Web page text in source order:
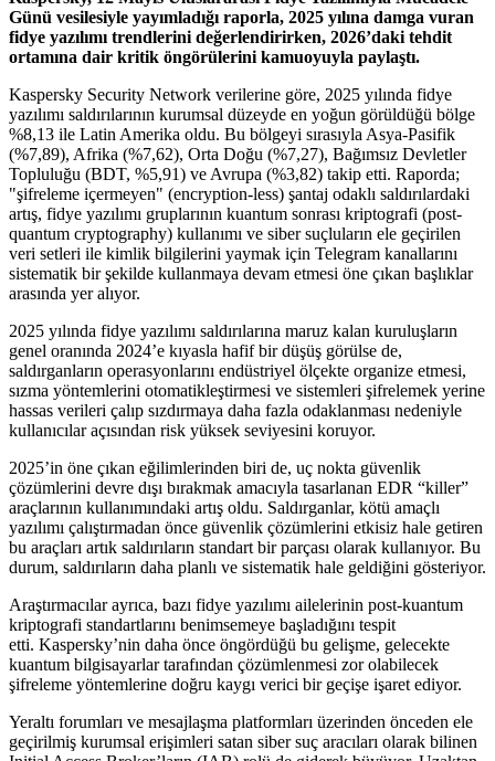
Günü vesilesiyle yayımladığı raporla, 2025 yılına damga vuran
fidye yazılımı trendlerini değerlendirirken, 2026’daki tehdit
ortamına dair kritik öngörülerini kamuoyuyla paylaştı.
Kaspersky Security Network verilerine göre, 2025 yılında fidye
yazılımı saldırılarının kurumsal düzeyde en yoğun görüldüğü bölge
%8,13 ile Latin Amerika oldu. Bu bölgeyi sırasıyla Asya-Pasifik
(%7,89), Afrika (%7,62), Orta Doğu (%7,27), Bağımsız Devletler
Topluluğu (BDT, %5,91) ve Avrupa (%3,82) takip etti. Raporda;
"şifreleme içermeyen" (encryption-less) şantaj odaklı saldırılardaki
artış, fidye yazılımı gruplarının kuantum sonrası kriptografi (post-
quantum cryptography) kullanımı ve siber suçluların ele geçirilen
veri setleri ile kimlik bilgilerini yaymak için Telegram kanallarını
sistematik bir şekilde kullanmaya devam etmesi öne çıkan başlıklar
arasında yer alıyor.
2025 yılında fidye yazılımı saldırılarına maruz kalan kuruluşların
genel oranında 2024’e kıyasla hafif bir düşüş görülse de,
saldırganların operasyonlarını endüstriyel ölçekte organize etmesi,
sızma yöntemlerini otomatikleştirmesi ve sistemleri şifrelemek yerine
hassas verileri çalıp sızdırmaya daha fazla odaklanması nedeniyle
kullanıcılar açısından risk yüksek seviyesini koruyor.
2025’in öne çıkan eğilimlerinden biri de, uç nokta güvenlik
çözümlerini devre dışı bırakmak amacıyla tasarlanan EDR “killer”
araçlarının kullanımındaki artış oldu. Saldırganlar, kötü amaçlı
yazılımı çalıştırmadan önce güvenlik çözümlerini etkisiz hale getiren
bu araçları artık saldırıların standart bir parçası olarak kullanıyor. Bu
durum, saldırıların daha planlı ve sistematik hale geldiğini gösteriyor.
Araştırmacılar ayrıca, bazı fidye yazılımı ailelerinin post-kuantum
kriptografi standartlarını benimsemeye başladığını tespit
etti. Kaspersky’nin daha önce öngördüğü bu gelişme, gelecekte
kuantum bilgisayarlar tarafından çözümlenmesi zor olabilecek
şifreleme yöntemlerine doğru kaygı verici bir geçişe işaret ediyor.
Yeraltı forumları ve mesajlaşma platformları üzerinden önceden ele
geçirilmiş kurumsal erişimleri satan siber suç aracıları olarak bilinen